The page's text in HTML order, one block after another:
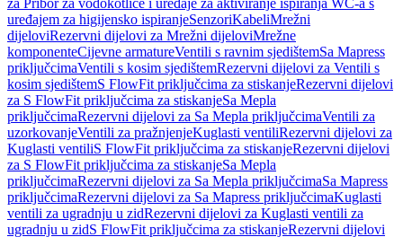
za Pribor za vodokotliće i uređaje za aktiviranje ispiranja WC-a s
uređajem za higijensko ispiranjeSenzoriKabeliMrežni
dijeloviRezervni dijelovi za Mrežni dijeloviMrežne
komponenteCijevne armatureVentili s ravnim sjedištemSa Mapress
priključcimaVentili s kosim sjedištemRezervni dijelovi za Ventili s
kosim sjedištemS FlowFit priključcima za stiskanjeRezervni dijelovi
za S FlowFit priključcima za stiskanjeSa Mepla
priključcimaRezervni dijelovi za Sa Mepla priključcimaVentili za
uzorkovanjeVentili za pražnjenjeKuglasti ventiliRezervni dijelovi za
Kuglasti ventiliS FlowFit priključcima za stiskanjeRezervni dijelovi
za S FlowFit priključcima za stiskanjeSa Mepla
priključcimaRezervni dijelovi za Sa Mepla priključcimaSa Mapress
priključcimaRezervni dijelovi za Sa Mapress priključcimaKuglasti
ventili za ugradnju u zidRezervni dijelovi za Kuglasti ventili za
ugradnju u zidS FlowFit priključcima za stiskanjeRezervni dijelovi